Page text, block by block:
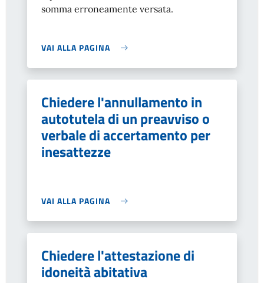
somma erroneamente versata.
VAI ALLA PAGINA
Chiedere l'annullamento in
autotutela di un preavviso o
verbale di accertamento per
inesattezze
VAI ALLA PAGINA
Chiedere l'attestazione di
idoneità abitativa